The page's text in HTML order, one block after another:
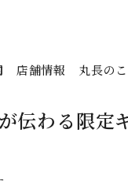
店舗情報 丸長の
伝わる限定